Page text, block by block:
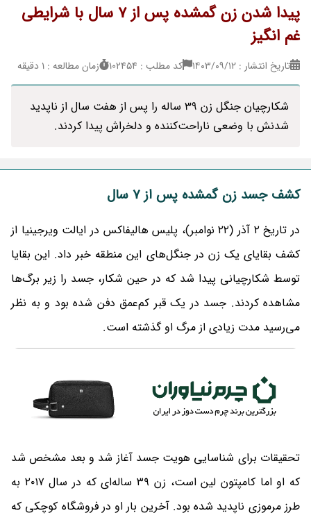
پیدا شدن زن گمشده پس از 7 سال با شرایطی
غم انگیز
تاریخ انتشار : ۱۴۰۳/۰۹/۱۲ کد مطلب : 102454 زمان مطالعه : 1 دقیقه
شکارچیان جنگل زن 39 ساله را پس از هفت سال از ناپدید
شدنش با وضعی ناراحت‌کننده و دلخراش پیدا کردند.
کشف جسد زن گمشده پس از 7 سال
در تاریخ ۲ آذر (۲۲ نوامبر)، پلیس هالیفاکس در ایالت ویرجینیا از
کشف بقایای یک زن در جنگل‌های این منطقه خبر داد. این بقایا
توسط شکارچیانی پیدا شد که در حین شکار، جسد را زیر برگ‌ها
مشاهده کردند. جسد در یک قبر کم‌عمق دفن شده بود و به نظر
می‌رسید مدت زیادی از مرگ او گذشته است.
تحقیقات برای شناسایی هویت جسد آغاز شد و بعد مشخص شد
که او اما کامپتون لین است، زن ۳۹ ساله‌ای که در سال ۲۰۱۷ به
طرز مرموزی ناپدید شده بود. آخرین بار او در فروشگاه کوچکی که